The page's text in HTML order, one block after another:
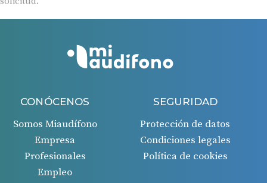
CONÓCENOS
Somos Miaudífono
Empresa
Profesionales
Empleo
SEGURIDAD
Protección de datos
Condiciones legales
Política de cookies